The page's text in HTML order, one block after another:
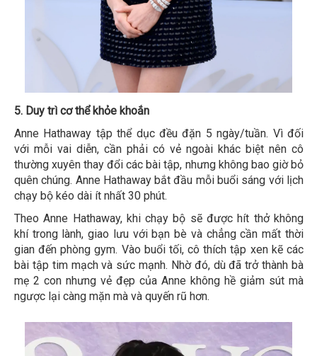
5. Duy trì cơ thể khỏe khoắn
Anne Hathaway tập thể dục đều đặn 5 ngày/tuần. Vì đối
với mỗi vai diễn, cần phải có vẻ ngoài khác biệt nên cô
thường xuyên thay đổi các bài tập, nhưng không bao giờ bỏ
quên chúng. Anne Hathaway bắt đầu mỗi buổi sáng với lịch
chạy bộ kéo dài ít nhất 30 phút.
Theo Anne Hathaway, khi chạy bộ sẽ được hít thở không
khí trong lành, giao lưu với bạn bè và chẳng cần mất thời
gian đến phòng gym. Vào buổi tối, cô thích tập xen kẽ các
bài tập tim mạch và sức mạnh. Nhờ đó, dù đã trở thành bà
mẹ 2 con nhưng vẻ đẹp của Anne không hề giảm sút mà
ngược lại càng mặn mà và quyến rũ hơn.